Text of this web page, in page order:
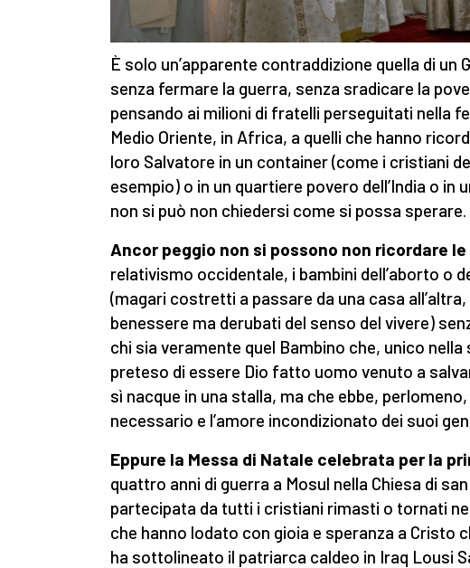
È solo un’apparente contraddizione quella di un
senza fermare la guerra, senza sradicare la
pensando ai milioni di fratelli perseguitati nella
Medio Oriente, in Africa, a quelli che hanno
loro Salvatore in un container (come i cristiani
esempio) o in un quartiere povero dell’India o in
non si può non chiedersi come si possa sperare.
Ancor peggio non si possono non ricordare
relativismo occidentale, i bambini dell’aborto o
(magari costretti a passare da una casa
benessere ma derubati del senso del vivere)
chi sia veramente quel Bambino che, unico nella
preteso di essere Dio fatto uomo venuto a
sì nacque in una stalla, ma che ebbe,
necessario e l’amore incondizionato dei suoi
Eppure la Messa di Natale celebrata per la
quattro anni di guerra a Mosul nella Chiesa di
partecipata da tutti i cristiani rimasti o tornati
che hanno lodato con gioia e speranza a Cristo
ha sottolineato il patriarca caldeo in Iraq Lousi